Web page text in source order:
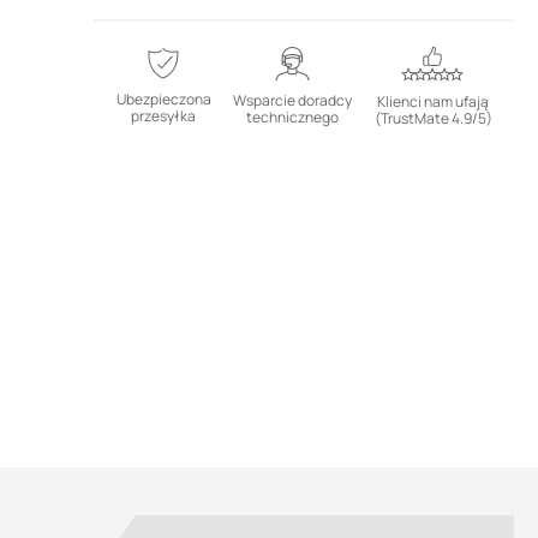
Ubezpieczona
przesyłka
Wsparcie doradcy
technicznego
Klienci nam ufają
(TrustMate 4.9/5)